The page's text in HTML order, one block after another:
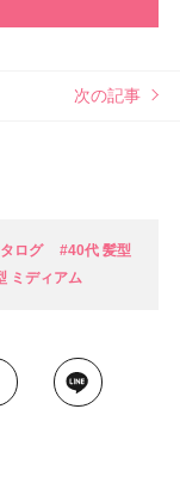
次の記事
ログ
#40代 髪型
ミディアム